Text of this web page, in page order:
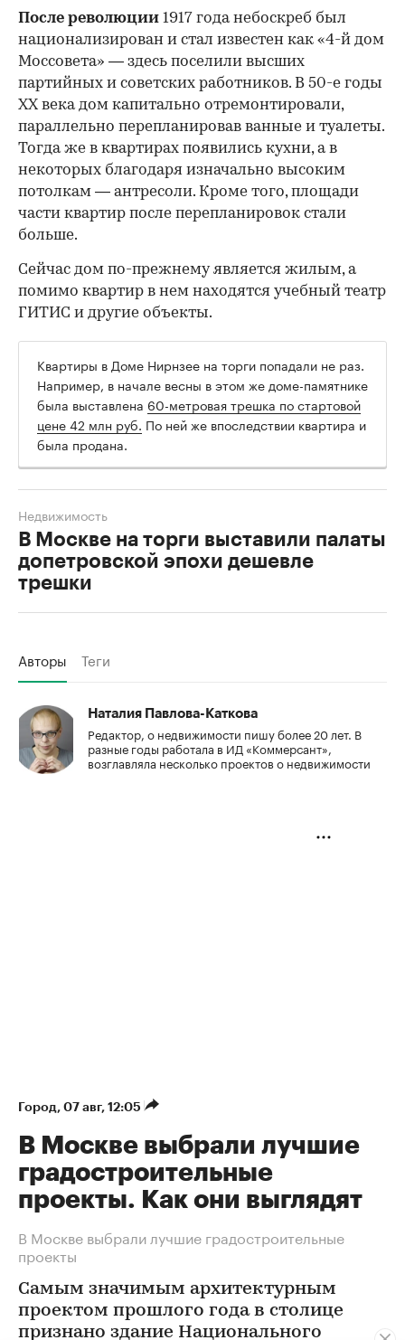
После революции 1917 года небоскреб был
национализирован и стал известен как «4-й дом
Моссовета» — здесь поселили высших
партийных и советских работников. В 50-е годы
ХХ века дом капитально отремонтировали,
параллельно перепланировав ванные и туалеты.
Тогда же в квартирах появились кухни, а в
некоторых благодаря изначально высоким
потолкам — антресоли. Кроме того, площади
части квартир после перепланировок стали
больше.
Сейчас дом по-прежнему является жилым, а
помимо квартир в нем находятся учебный театр
ГИТИС и другие объекты.
Квартиры в Доме Нирнзее на торги попадали не раз.
Например, в начале весны в этом же доме-памятнике
была выставлена 60-метровая трешка по стартовой
цене 42 млн руб. По ней же впоследствии квартира и
была продана.
В Москве на торги выставили палаты
допетровской эпохи дешевле
трешки
Недвижимость
Авторы Теги
Наталия Павлова-Каткова
Редактор, о недвижимости пишу более 20 лет. В
разные годы работала в ИД «Коммерсант»,
возглавляла несколько проектов о недвижимости
Город⁠, 07 авг, 12:05
В Москве выбрали лучшие
градостроительные
проекты. Как они выглядят
В Москве выбрали лучшие градостроительные
проекты
Самым значимым архитектурным
проектом прошлого года в столице
признано здание Национального